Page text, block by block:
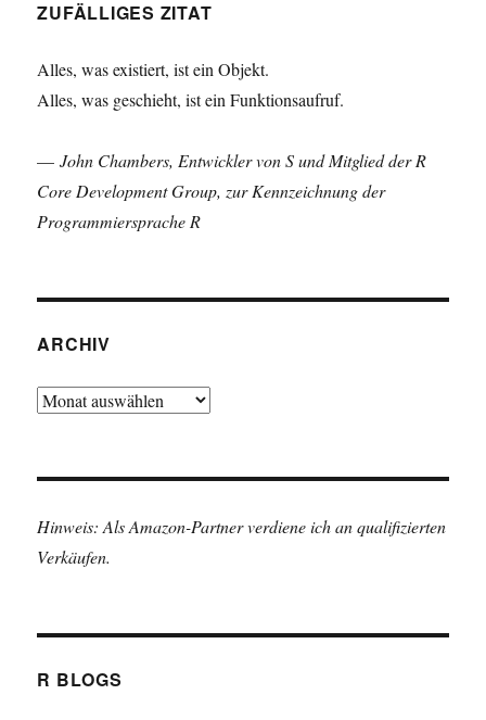
ZUFÄLLIGES ZITAT
Alles, was existiert, ist ein Objekt.
Alles, was geschieht, ist ein Funktionsaufruf.
—John Chambers, Entwickler von S und Mitglied der R
Core Development Group, zur Kennzeichnung der
Programmiersprache R
ARCHIV
Archiv
Hinweis: Als Amazon-Partner verdiene ich an qualifizierten
Verkäufen.
R BLOGS